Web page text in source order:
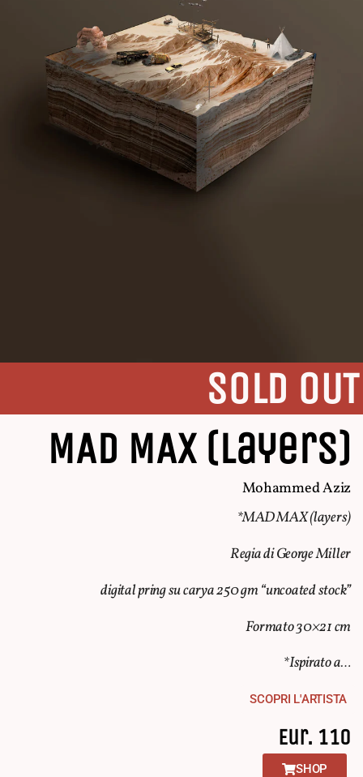
SOLD OUT
MAD MAX (layers)
Mohammed Aziz
*MAD MAX (layers)
Regia di George Miller
digital pring su carya 250 gm “uncoated stock”
Formato 30×21 cm
*Ispirato a…
SCOPRI L'ARTISTA
Eur. 110
SHOP